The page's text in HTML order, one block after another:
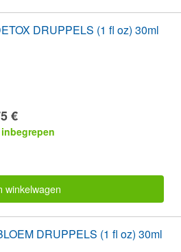
DRUPPELS (1 fl oz) 30ml
€
inbegrepen
winkelwagen
DRUPPELS (1 fl oz) 30ml